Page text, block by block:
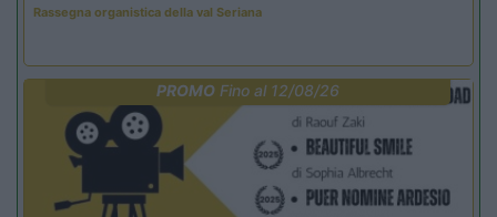
Rassegna organistica della val Seriana
PROMO Fino al 12/08/26